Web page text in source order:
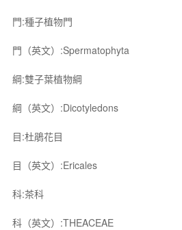
門:種子植物門
門（英文）:Spermatophyta
綱:雙子葉植物綱
綱（英文）:Dicotyledons
目:杜鵑花目
目（英文）:Ericales
科:茶科
科（英文）:THEACEAE